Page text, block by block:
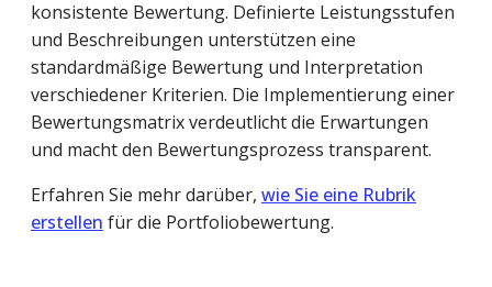
konsistente Bewertung. Definierte Leistungsstufen
und Beschreibungen unterstützen eine
standardmäßige Bewertung und Interpretation
verschiedener Kriterien. Die Implementierung einer
Bewertungsmatrix verdeutlicht die Erwartungen
und macht den Bewertungsprozess transparent.
Erfahren Sie mehr darüber, wie Sie eine Rubrik
erstellen für die Portfoliobewertung.